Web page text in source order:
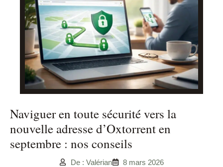
Naviguer en toute sécurité vers la
nouvelle adresse d’Oxtorrent en
septembre : nos conseils
De : Valérian 8 mars 2026